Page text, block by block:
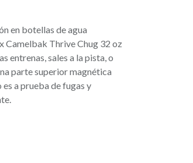
en botellas de agua
Camelbak Thrive Chug 32 oz
entrenas, sales a la pista, o
parte superior magnética
a prueba de fugas y